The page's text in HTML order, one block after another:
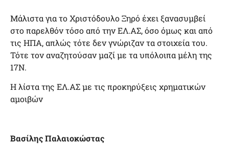
Μάλιστα για το Χριστόδουλο Ξηρό έχει ξανασυμβεί
στο παρελθόν τόσο από την ΕΛ.ΑΣ, όσο όμως και από
τις ΗΠΑ, απλώς τότε δεν γνώριζαν τα στοιχεία του.
Τότε τον αναζητούσαν μαζί με τα υπόλοιπα μέλη της
17Ν.
Η λίστα της ΕΛ.ΑΣ με τις προκηρύξεις χρηματικών
αμοιβών
Βασίλης Παλαιοκώστας